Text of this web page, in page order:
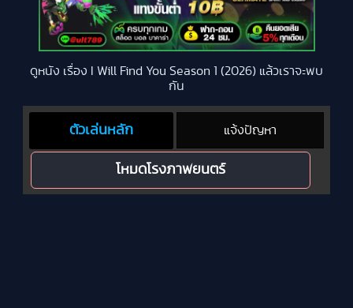
ดูหนัง เรื่อง I Will Find You Season 1 (2026) แล้วเราจะพบ
กัน
ตัวเล่นหลัก แจ้งปัญหา
โหมดโรงภาพยนตร์